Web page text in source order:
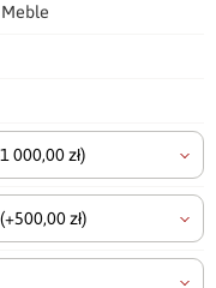
000,00 zł)
(+500,00 zł)